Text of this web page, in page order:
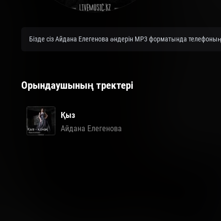
Бізде сіз Айдана Елегенова әндерін MP3 форматында
Орындаушының тректері
Қыз
Айдана Елегенова